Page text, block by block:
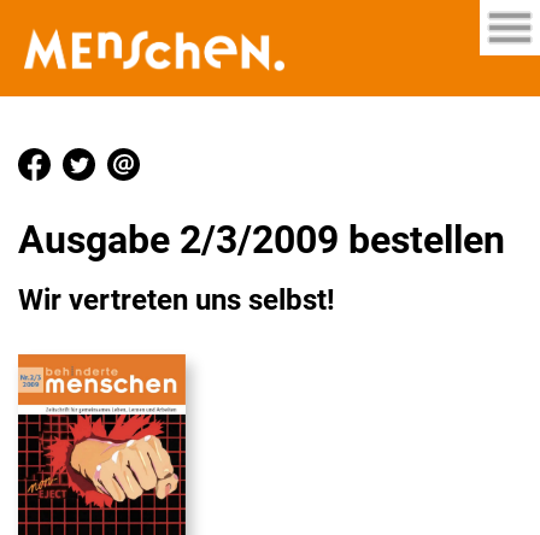
Ausgabe 2/3/2009 bestellen
Wir vertreten uns selbst!